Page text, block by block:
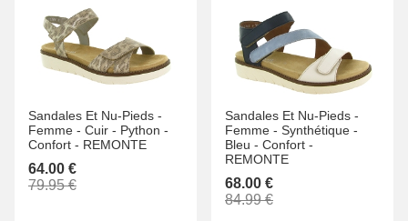
Sandales Et Nu-Pieds -
Femme - Cuir - Python -
Confort - REMONTE
64.00 €
79.95 €
Sandales Et Nu-Pieds -
Femme - Synthétique -
Bleu - Confort -
REMONTE
68.00 €
84.99 €